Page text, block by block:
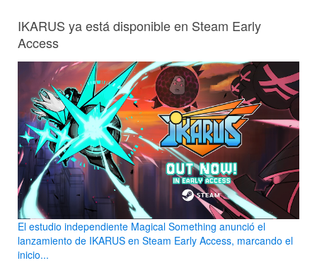
IKARUS ya está disponible en Steam Early
Access
El estudio independiente Magical Something anunció el
lanzamiento de IKARUS en Steam Early Access, marcando el
inicio...